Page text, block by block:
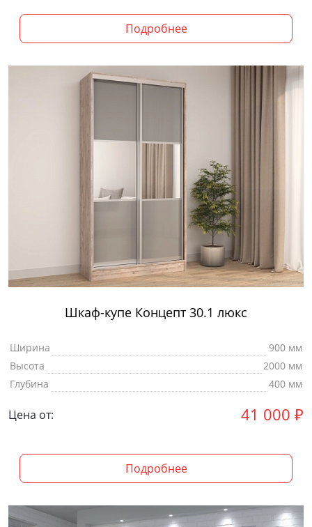
Подробнее
Шкаф-купе Концепт 30.1 люкс
Ширина
900 мм
Высота
2000 мм
Глубина
400 мм
Цена от: 41 000 ₽
Подробнее